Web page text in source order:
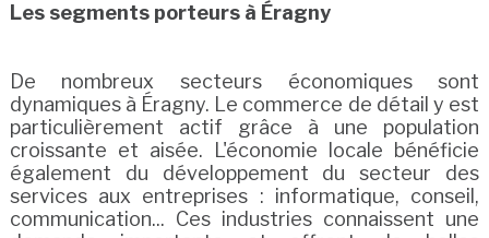
Les segments porteurs à Éragny
De nombreux secteurs économiques sont
dynamiques à Éragny. Le commerce de détail y est
particulièrement actif grâce à une population
croissante et aisée. L'économie locale bénéficie
également du développement du secteur des
services aux entreprises : informatique, conseil,
communication... Ces industries connaissent une